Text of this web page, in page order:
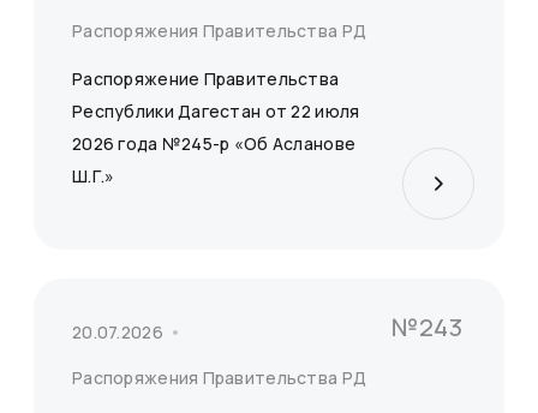
Распоряжения Правительства РД
Распоряжение Правительства
Республики Дагестан от 22 июля
2026 года №245-р «Об Асланове
Ш.Г.»
20.07.2026
Распоряжения Правительства РД
№243